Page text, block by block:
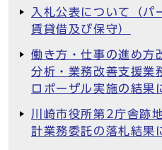
入札公表について（パ
賃貸借及び保守）
働き方・仕事の進め方
分析・業務改善支援業
ロポーザル実施の結果
川崎市役所第2庁舎跡
計業務委託の落札結果